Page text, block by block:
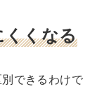
くくなる
できるわけで